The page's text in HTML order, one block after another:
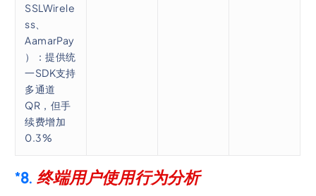
SSLWirele
ss、
AamarPay
）：提供统
一SDK支持
多通道
QR，但手
续费增加
0.3%
*8. 终端用户使用行为分析